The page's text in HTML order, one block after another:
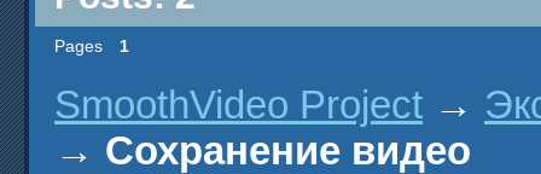
Pages 1
SmoothVideo Project →
→ Сохранение видео